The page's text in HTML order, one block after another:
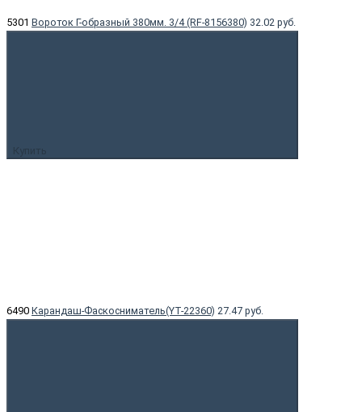
5301 Вороток Г-образный 380мм. 3/4 (RF-8156380) 32.02 руб.
Купить
6490 Карандаш-Фаскосниматель(YT-22360) 27.47 руб.